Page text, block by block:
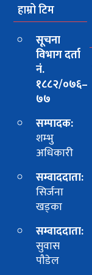
हाम्रो टिम
सूचना
विभाग दर्ता
नं.
१८८२/०७६–
७७
सम्पादक:
शम्भु
अधिकारी
सम्वाददाता:
सिर्जना
खड्का
सम्वाददाता:
सुवास
पाैडेल